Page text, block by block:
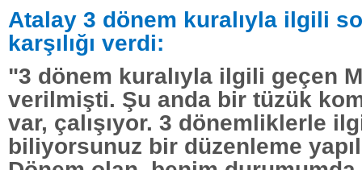
Atalay 3 dönem kuralıyla ilgili
karşılığı verdi:
"3 dönem kuralıyla ilgili geçen
verilmişti. Şu anda bir tüzük
var, çalışıyor. 3 dönemliklerle
biliyorsunuz bir düzenleme